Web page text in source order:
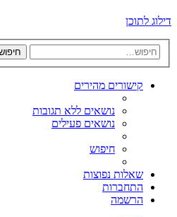
דילוג לתוכן
קישורים מהירים
נושאים ללא תגובות
נושאים פעילים
חיפוש
שאלות נפוצות
התחברות
הרשמה